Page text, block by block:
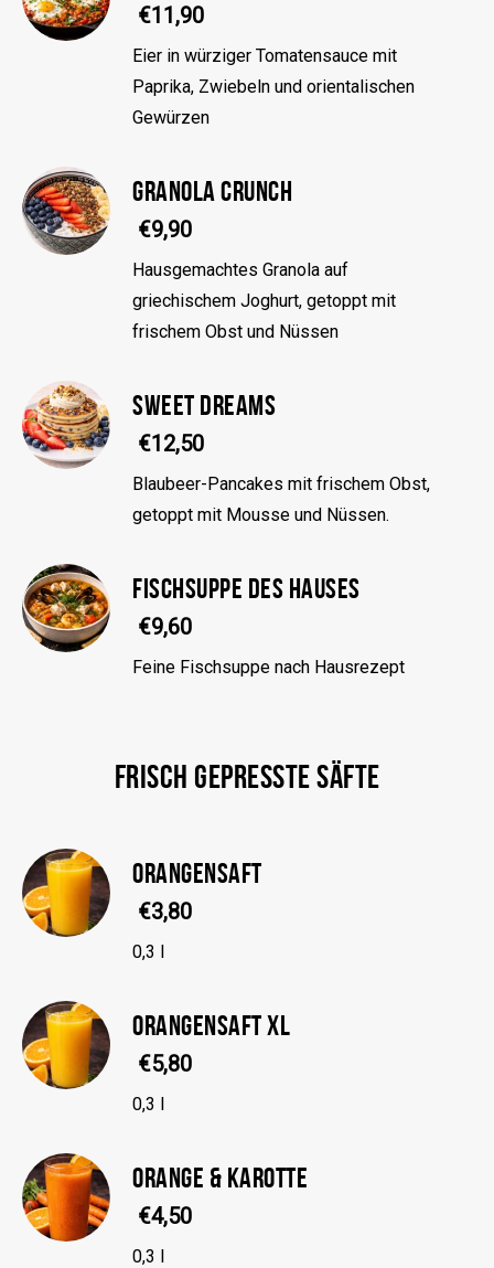
€11,90
Eier in würziger Tomatensauce mit
Paprika, Zwiebeln und orientalischen
Gewürzen
GRANOLA CRUNCH
€9,90
Hausgemachtes Granola auf
griechischem Joghurt, getoppt mit
frischem Obst und Nüssen
SWEET DREAMS
€12,50
Blaubeer-Pancakes mit frischem Obst,
getoppt mit Mousse und Nüssen.
FISCHSUPPE DES HAUSES
€9,60
Feine Fischsuppe nach Hausrezept
FRISCH GEPRESSTE SÄFTE
ORANGENSAFT
€3,80
0,3 l
ORANGENSAFT XL
€5,80
0,3 l
ORANGE & KAROTTE
€4,50
0,3 l